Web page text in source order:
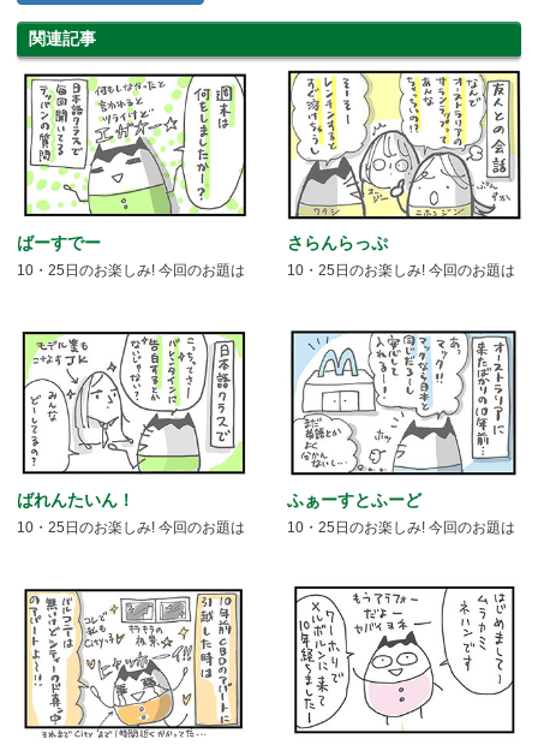
関連記事
ばーすでー
10・25日のお楽しみ! 今回のお題は
さらんらっぷ
10・25日のお楽しみ! 今回のお題は
ばれんたいん！
10・25日のお楽しみ! 今回のお題は
ふぁーすとふーど
10・25日のお楽しみ! 今回のお題は